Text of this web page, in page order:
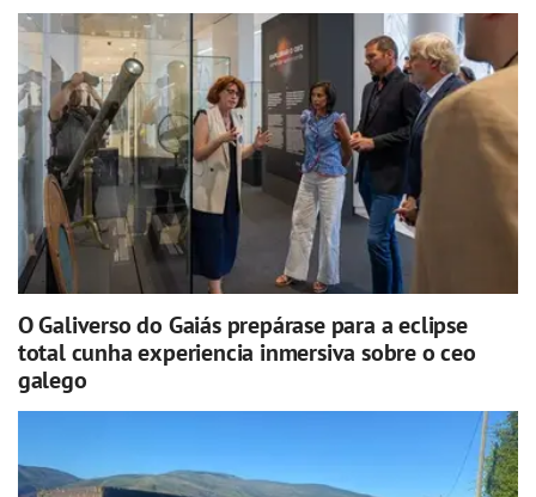
O Galiverso do Gaiás prepárase para a eclipse
total cunha experiencia inmersiva sobre o ceo
galego